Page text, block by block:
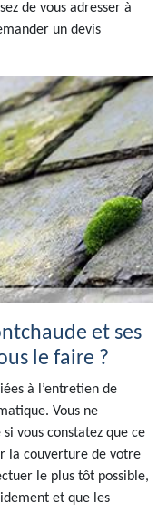
de vous adresser à
un devis
et ses
le faire ?
à l’entretien de
Vous ne
vous constatez que ce
la couverture de votre
le plus tôt possible,
et que les